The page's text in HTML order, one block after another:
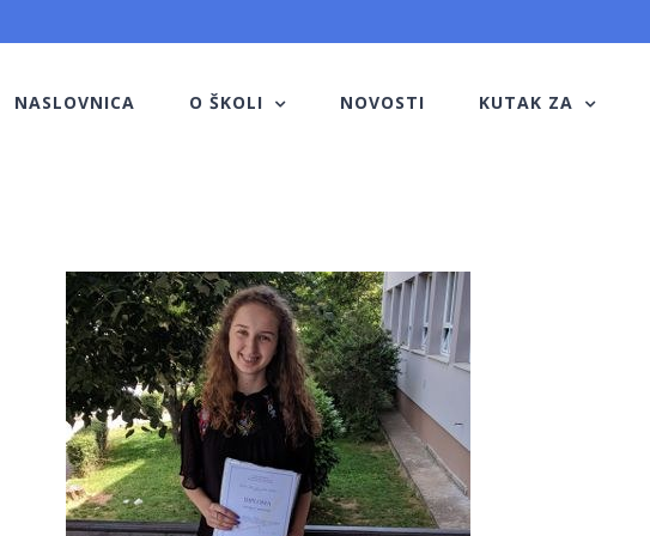
NASLOVNICA O ŠKOLI NOVOSTI KUTAK ZA